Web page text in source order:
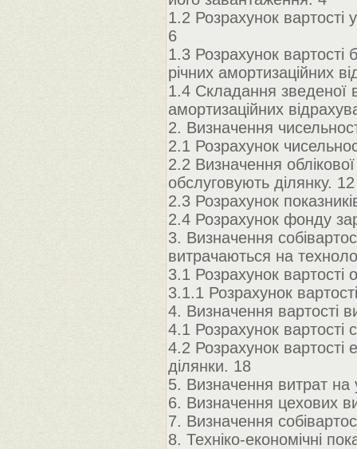
1.2 Розрахунок вартості
6
1.3 Розрахунок вартості
річних амортизаційних
1.4 Складання зведеної
амортизаційних
2. Визначення
2.1 Розрахунок
2.2 Визначення облікової
обслуговують ділянку. 12
2.3 Розрахунок
2.4 Розрахунок фонду
3. Визначення
витрачаються на
3.1 Розрахунок вартості
3.1.1 Розрахунок
4. Визначення вартості
4.1 Розрахунок вартості
4.2 Розрахунок вартості
ділянки. 18
5. Визначення витрат на
6. Визначення цехових
7. Визначення
8. Техніко-економічні